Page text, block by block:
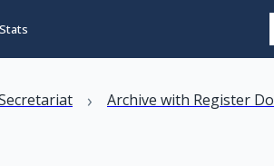
Stats
› Archive with Register